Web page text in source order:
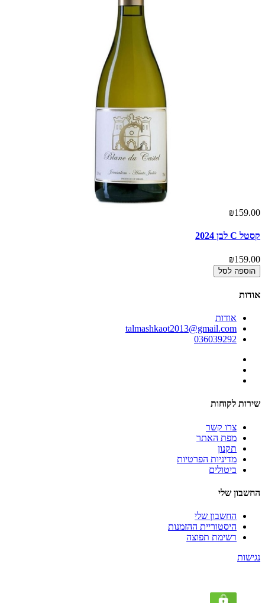
₪159.00
קסטל C לבן 2024
₪159.00
הוספה לסל
אודות
אודות
talmashkaot2013@gmail.com
036039292
שירות לקוחות
צרו קשר
מפת האתר
תקנון
מדיניות הפרטיות
ביטולים
החשבון שלי
החשבון שלי
היסטוריית ההזמנות
רשימת תפוצה
נגישות